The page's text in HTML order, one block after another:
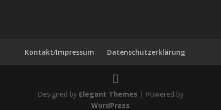
Kontakt/Impressum Datenschutzerklärung
Designed by Elegant Themes | Powered by
WordPress